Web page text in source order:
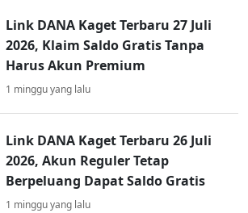
Link DANA Kaget Terbaru 27 Juli
2026, Klaim Saldo Gratis Tanpa
Harus Akun Premium
1 minggu yang lalu
Link DANA Kaget Terbaru 26 Juli
2026, Akun Reguler Tetap
Berpeluang Dapat Saldo Gratis
1 minggu yang lalu